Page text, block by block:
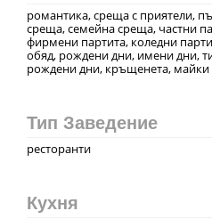
романтика, среща с приятели,
среща, семейна среща, частни
фирмени партита, коледни
обяд, рождени дни, имени дни,
рождени дни, кръщенета, майки
Тип Заведение
ресторанти
Кухня